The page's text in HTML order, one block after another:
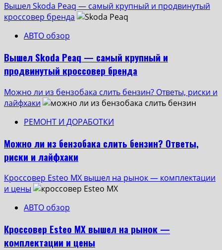
Вышел Skoda Peaq — самый крупный и продвинутый
кроссовер бренда
АВТО обзор
Вышел Skoda Peaq — самый крупный и
продвинутый кроссовер бренда
Можно ли из бензобака слить бензин? Ответы, риски и
лайфхаки
РЕМОНТ И ДОРАБОТКИ
Можно ли из бензобака слить бензин? Ответы,
риски и лайфхаки
Кроссовер Esteo MX вышел на рынок — комплектации
и цены
АВТО обзор
Кроссовер Esteo MX вышел на рынок —
комплектации и цены